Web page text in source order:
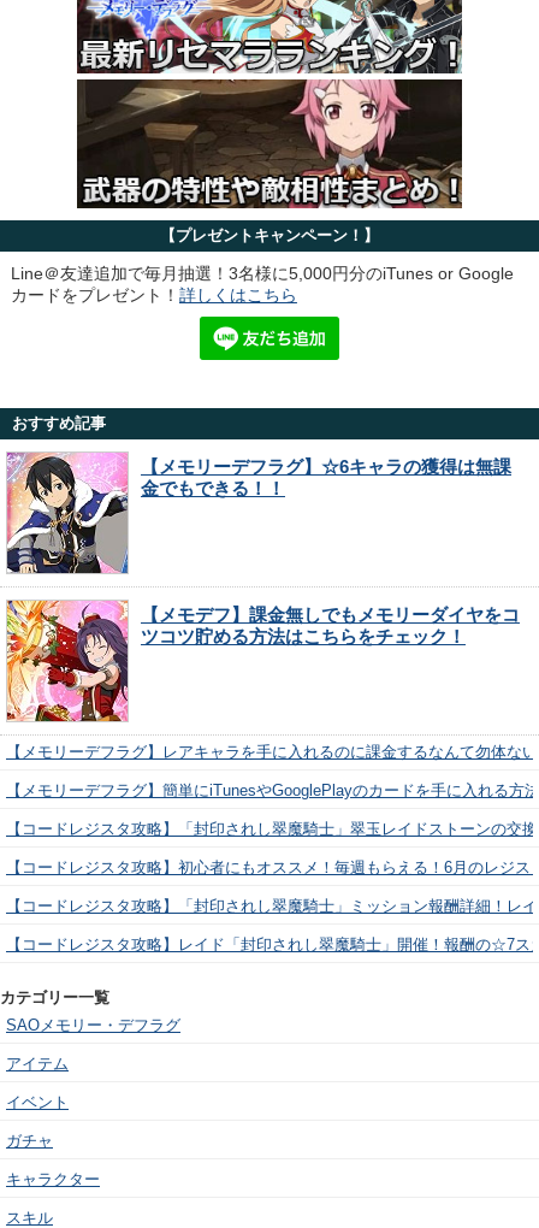
【プレゼントキャンペーン！】
Line＠友達追加で毎月抽選！3名様に5,000円分のiTunes or Google
カードをプレゼント！ 詳しくはこちら
おすすめ記事
【メモリーデフラグ】☆6キャラの獲得は無課
金でもできる！！
【メモデフ】課金無しでもメモリーダイヤをコ
ツコツ貯める方法はこちらをチェック！
【メモリーデフラグ】レアキャラを手に入れるのに課金するなんて勿体な
【メモリーデフラグ】簡単にiTunesやGooglePlayのカードを手に入れる方
【コードレジスタ攻略】「封印されし翠魔騎士」翠玉レイドストーンの交
【コードレジスタ攻略】初心者にもオススメ！毎週もらえる！6月のレジ
【コードレジスタ攻略】「封印されし翠魔騎士」ミッション報酬詳細！レ
【コードレジスタ攻略】レイド「封印されし翠魔騎士」開催！報酬の☆7
カテゴリー一覧
SAOメモリー・デフラグ
アイテム
イベント
ガチャ
キャラクター
スキル